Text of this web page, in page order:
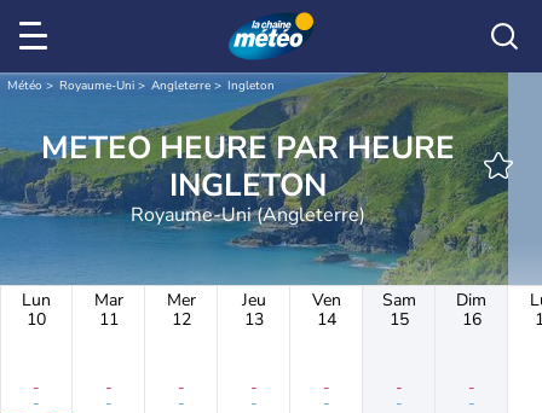
Météo Royaume-Uni Angleterre Ingleton
METEO HEURE PAR HEURE
INGLETON
Royaume-Uni (Angleterre)
Lun
10
-
-
Mar
11
-
-
Mer
12
-
-
Jeu
13
-
-
Ven
14
-
-
Sam
15
-
-
Dim
16
-
-